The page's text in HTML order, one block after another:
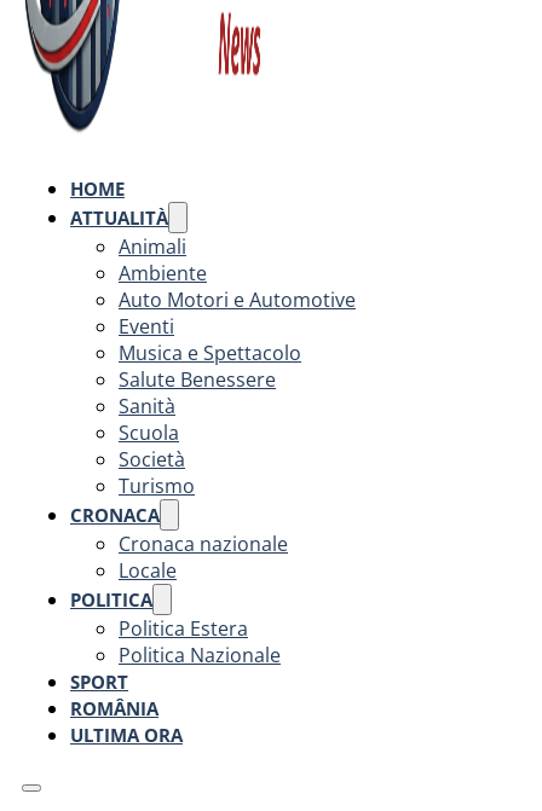
HOME
ATTUALITÀ
Animali
Ambiente
Auto Motori e Automotive
Eventi
Musica e Spettacolo
Salute Benessere
Sanità
Scuola
Società
Turismo
CRONACA
Cronaca nazionale
Locale
POLITICA
Politica Estera
Politica Nazionale
SPORT
ROMÂNIA
ULTIMA ORA